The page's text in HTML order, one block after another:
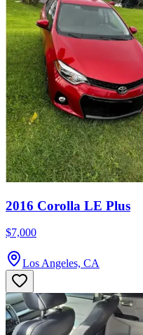
2016 Corolla LE Plus
$7,000
Los Angeles, CA